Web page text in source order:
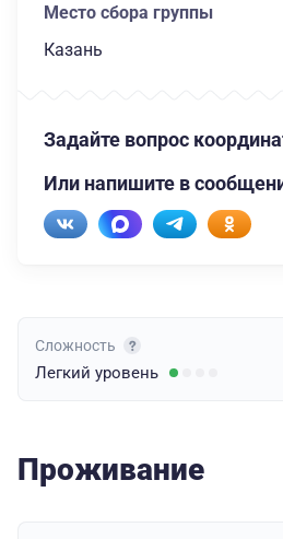
Место сбора группы
Казань
Задайте вопрос
Или напишите в
Сложность
Легкий уровень
Проживание